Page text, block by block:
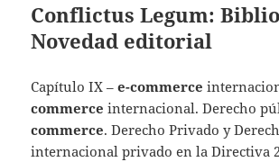
Conflictus Legum:
Novedad editorial
Capítulo IX –e-commerce
commerce internacional. Derecho
commerce. Derecho Privado y
internacional privado en la Directiva